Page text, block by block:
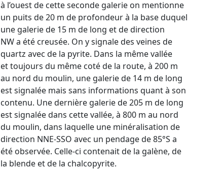
à l’ouest de cette seconde galerie on mentionne
un puits de 20 m de profondeur à la base duquel
une galerie de 15 m de long et de direction
NW a été creusée. On y signale des veines de
quartz avec de la pyrite. Dans la même vallée
et toujours du même coté de la route, à 200 m
au nord du moulin, une galerie de 14 m de long
est signalée mais sans informations quant à son
contenu. Une dernière galerie de 205 m de long
est signalée dans cette vallée, à 800 m au nord
du moulin, dans laquelle une minéralisation de
direction NNE-SSO avec un pendage de 85°S a
été observée. Celle-ci contenait de la galène, de
la blende et de la chalcopyrite.